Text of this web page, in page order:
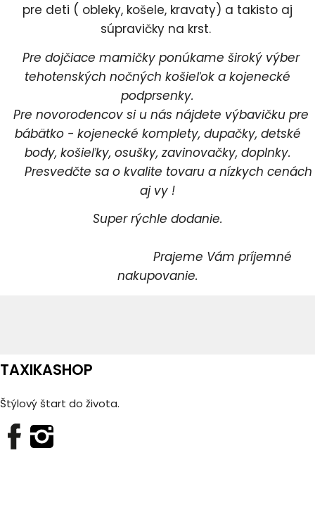
pre deti ( obleky, košele, kravaty) a takisto aj
súpravičky na krst.
Pre dojčiace mamičky ponúkame široký výber
tehotenských nočných košieľok a kojenecké
podprsenky.
Pre novorodencov si u nás nájdete výbavičku pre
bábätko - kojenecké komplety, dupačky, detské
body, košieľky, osušky, zavinovačky, doplnky.
Presvedčte sa o kvalite tovaru a nízkych cenách
aj vy !
Super rýchle dodanie.
Prajeme Vám príjemné
nakupovanie.
TAXIKASHOP
Štýlový štart do života.